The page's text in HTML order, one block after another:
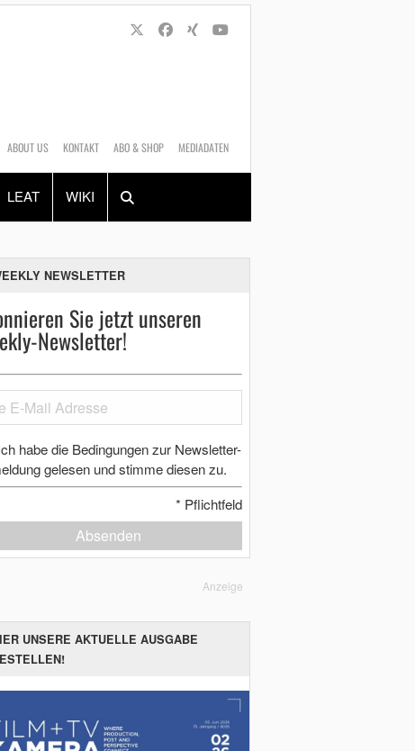
ABOUT US KONTAKT ABO & SHOP MEDIADATEN
LEAT WIKI
Alles Shop
NEWSLETTER
Sie jetzt unseren
Newsletter!
habe die Bedingungen zur Newsletter-
gelesen und stimme diesen zu.
* Pflichtfeld
Absenden
Anzeige
UNSERE AKTUELLE AUSGABE